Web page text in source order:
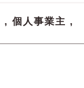
, 個人事業主 ,